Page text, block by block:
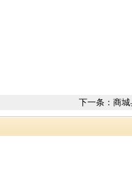
下一条： 商城